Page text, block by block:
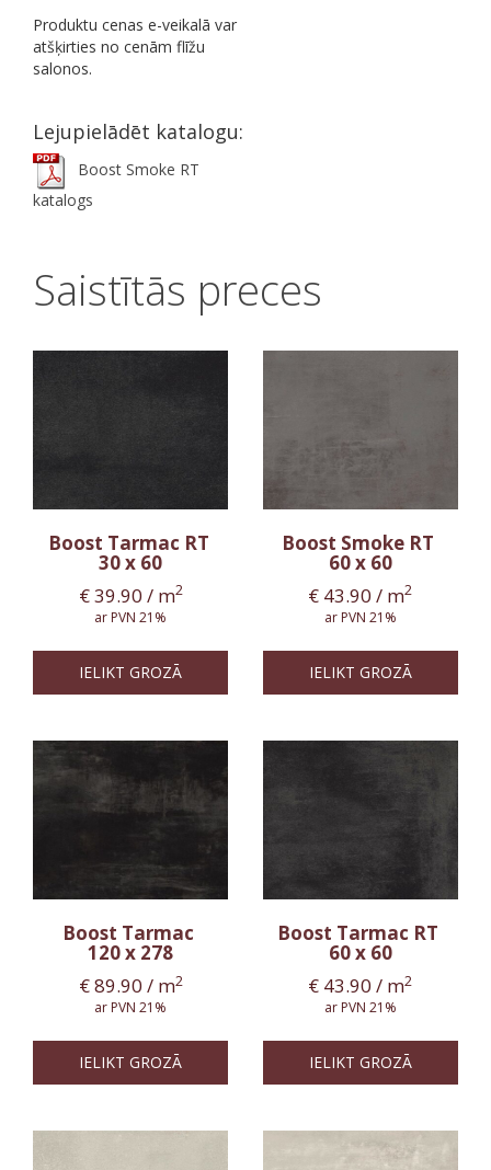
Produktu cenas e-veikalā var
atšķirties no cenām flīžu
salonos.
Lejupielādēt katalogu:
Boost Smoke RT
katalogs
Saistītās preces
Boost Tarmac RT
30 x 60
€39.90 / m2
ar PVN 21%
IELIKT GROZĀ
Boost Smoke RT
60 x 60
€ 43.90 / m2
ar PVN 21%
IELIKT GROZĀ
Boost Tarmac
120 x 278
€89.90 / m2
ar PVN 21%
IELIKT GROZĀ
Boost Tarmac RT
60 x 60
€ 43.90 / m2
ar PVN 21%
IELIKT GROZĀ